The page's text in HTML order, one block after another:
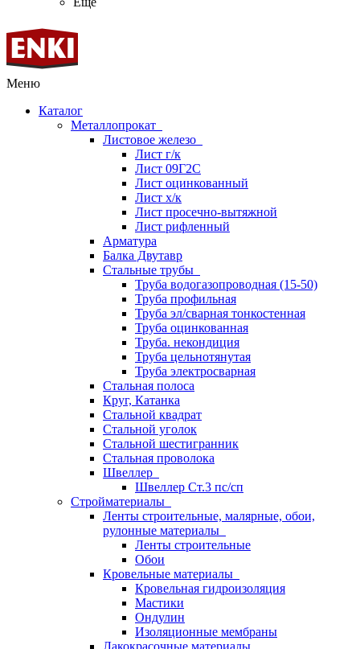
Меню
Каталог
Металлопрокат
Листовое железо
Лист г/к
Лист 09Г2С
Лист оцинкованный
Лист х/к
Лист просечно-вытяжной
Лист рифленный
Арматура
Балка Двутавр
Стальные трубы
Труба водогазопроводная (15-50)
Труба профильная
Труба эл/сварная тонкостенная
Труба оцинкованная
Труба. некондиция
Труба цельнотянутая
Труба электросварная
Стальная полоса
Круг, Катанка
Стальной квадрат
Стальной уголок
Стальной шестигранник
Стальная проволока
Швеллер
Швеллер Ст.3 пс/сп
Стройматериалы
Ленты строительные, малярные, обои,
рулонные материалы
Ленты строительные
Обои
Кровельные материалы
Кровельная гидроизоляция
Мастики
Ондулин
Изоляционные мембраны
Лакокрасочные материалы